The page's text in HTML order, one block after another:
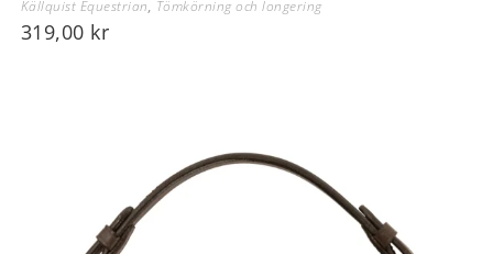
Källquist Equestrian, Tömkörning och longering
319,00 kr